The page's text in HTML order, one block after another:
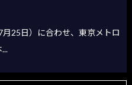
25日）に合わせ、東京メトロ